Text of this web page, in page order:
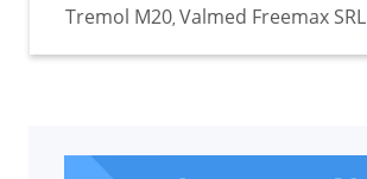
Tremol M20,Valmed Freemax SRL